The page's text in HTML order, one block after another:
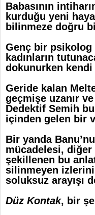
Babasının
kurduğu yeni
bilinmeze doğru
Genç bir psikolog
kadınların
dokunurken kendi
Geride kalan
geçmişe uzanır
Dedektif Semih
içinden gelen bir
Bir yanda
mücadelesi, diğer
şekillenen bu
silinmeyen izlerini
soluksuz arayışı
Düz Kontak, bir